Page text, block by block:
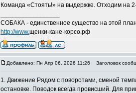
Команда «Стоять!» на выдержке. Отходим на
СОБАКА - единственное существо на этой
http://www.щенки-кане-корсо.рф
Добавлено: Пн Апр 06, 2026 11:26 Заголовок
1. Движение Рядом с поворотами, сменой
остановке. Поводок всегда провисший. Для